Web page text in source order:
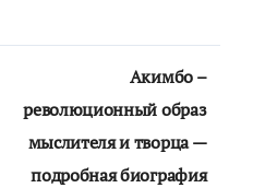
Акимбо –
революционный образ
мыслителя и творца —
подробная биография